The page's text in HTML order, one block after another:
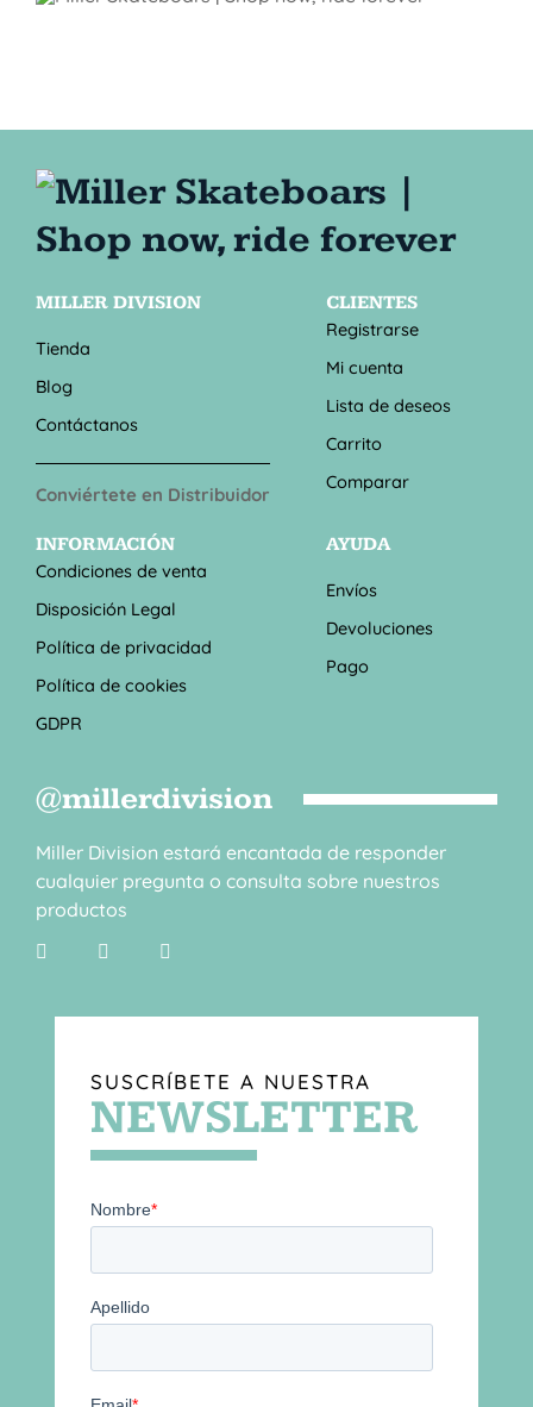
MILLER DIVISION
Tienda
Blog
Contáctanos
Conviértete en Distribuidor
CLIENTES
Registrarse
Mi cuenta
Lista de deseos
Carrito
Comparar
INFORMACIÓN
Condiciones de venta
Disposición Legal
Política de privacidad
Política de cookies
GDPR
AYUDA
Envíos
Devoluciones
Pago
@millerdivision
Miller Division estará encantada de responder
cualquier pregunta o consulta sobre nuestros
productos
SUSCRÍBETE A NUESTRA
NEWSLETTER